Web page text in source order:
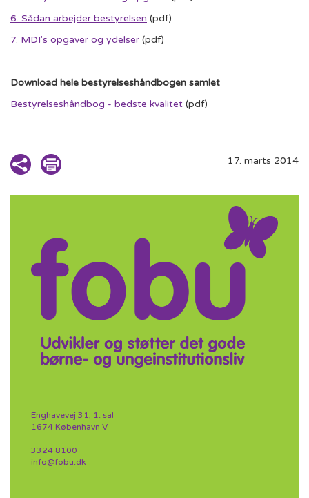
6. Sådan arbejder bestyrelsen (pdf)
7. MDI's opgaver og ydelser (pdf)
Download hele bestyrelseshåndbogen samlet
Bestyrelseshåndbog - bedste kvalitet (pdf)
17. marts 2014
Enghavevej 31, 1. sal
1674 København V
3324 8100
info@fobu.dk